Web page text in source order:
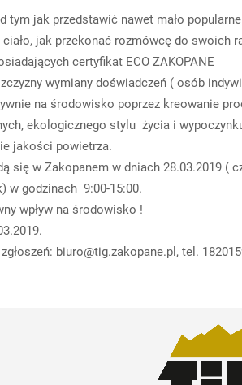
tym jak przedstawić nawet mało
ale również ciało, jak
certyfikat ECO ZAKOPANE
wymiany doświadczeń ( osób
na środowisko poprzez kreowanie
ekologicznego stylu życia i
jakości powietrza.
w Zakopanem w dniach 28.03.2019 (
w godzinach 9:00-15:00.
wpływ na środowisko !
biuro@tig.zakopane.pl, tel.